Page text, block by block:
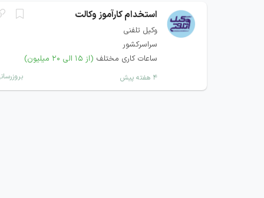
استخدام کارآموز وکالت
وکیل تلفنی
سراسرکشور
ساعات کاری مختلف (از ۱۵ الی ۲۰ میلیون)
۴ هفته پیش